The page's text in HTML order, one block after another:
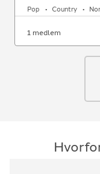
Pop Country
1 medlem